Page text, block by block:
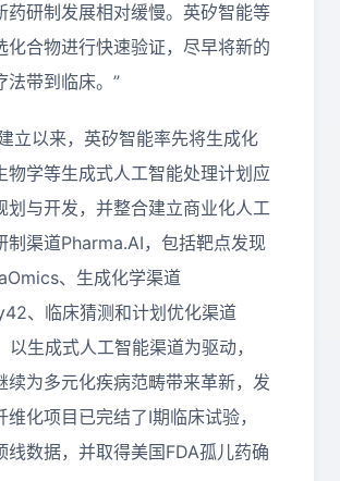
药研制发展相对缓慢。英矽智能等
化合物进行快速验证，尽早将新的
法带到临床。”
立以来，英矽智能率先将生成化
物学等生成式人工智能处理计划应
划与开发，并整合建立商业化人工
制渠道Pharma.AI，包括靶点发现
、生成化学渠道
、临床猜测和计划优化渠道
生成式人工智能渠道为驱动，
续为多元化疾病范畴带来革新，发
维化项目已完结了I期临床试验，
线数据，并取得美国FDA孤儿药确